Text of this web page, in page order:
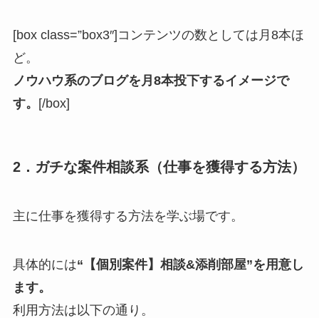
[box class=”box3″]コンテンツの数としては月8本ほ
ど。
ノウハウ系のブログを月8本投下するイメージで
す。
[/box]
2．ガチな案件相談系（仕事を獲得する方法）
主に仕事を獲得する方法を学ぶ場です。
具体的には“【個別案件】相談&添削部屋”を用意し
ます。
利用方法は以下の通り。